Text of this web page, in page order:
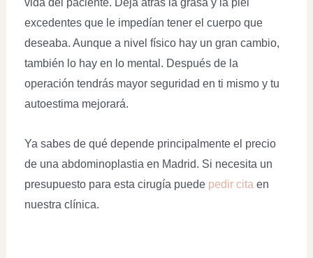
vida del paciente. Deja atrás la grasa y la piel
excedentes que le impedían tener el cuerpo que
deseaba. Aunque a nivel físico hay un gran cambio,
también lo hay en lo mental. Después de la
operación tendrás mayor seguridad en ti mismo y tu
autoestima mejorará.
Ya sabes de qué depende principalmente el precio
de una abdominoplastia en Madrid. Si necesita un
presupuesto para esta cirugía puede pedir cita en
nuestra clínica.